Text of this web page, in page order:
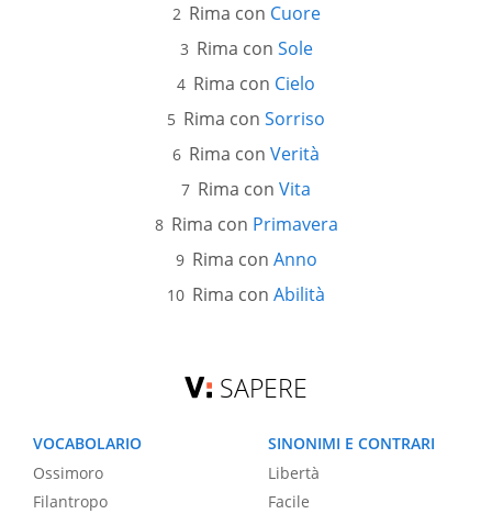
Rima con Cuore
Rima con Sole
Rima con Cielo
Rima con Sorriso
Rima con Verità
Rima con Vita
Rima con Primavera
Rima con Anno
Rima con Abilità
SAPERE
VOCABOLARIO
Ossimoro
Filantropo
SINONIMI E CONTRARI
Libertà
Facile